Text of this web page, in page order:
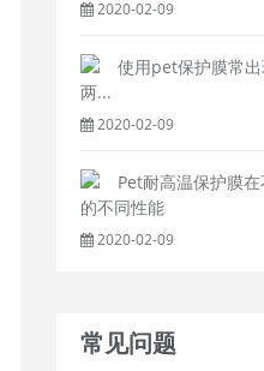
2020-02-09
使用pet保护膜常
两...
2020-02-09
Pet耐高温保护膜
的不同性能
2020-02-09
常见问题